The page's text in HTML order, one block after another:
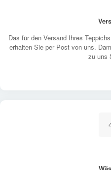
Das für den Versand Ihres
erhalten Sie per Post von uns.
zu uns